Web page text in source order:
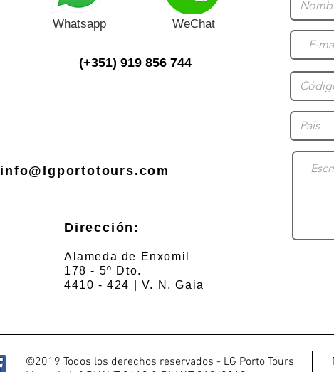
Whatsapp WeChat
(+351) 919 856 744
info@lgportotours.com
Dirección:
Alameda de Enxomil
178 - 5º Dto.
4410 - 424 | V. N. Gaia
©2019 Todos los derechos reservados - LG Porto Tours